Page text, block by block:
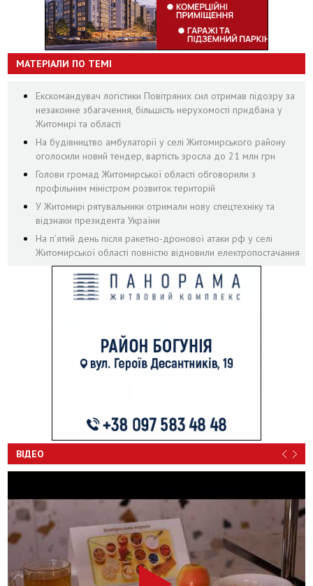
МАТЕРІАЛИ ПО ТЕМІ
Екскомандувач логістики Повітряних сил отримав підозру за
незаконне збагачення, більшість нерухомості придбана у
Житомирі та області
На будівництво амбулаторії у селі Житомирського району
оголосили новий тендер, вартість зросла до 21 млн грн
Голови громад Житомирської області обговорили з
профільним міністром розвиток територій
У Житомирі рятувальники отримали нову спецтехніку та
відзнаки президента України
На пʼятий день після ракетно-дронової атаки рф у селі
Житомирської області повністю відновили електропостачання
ВІДЕО